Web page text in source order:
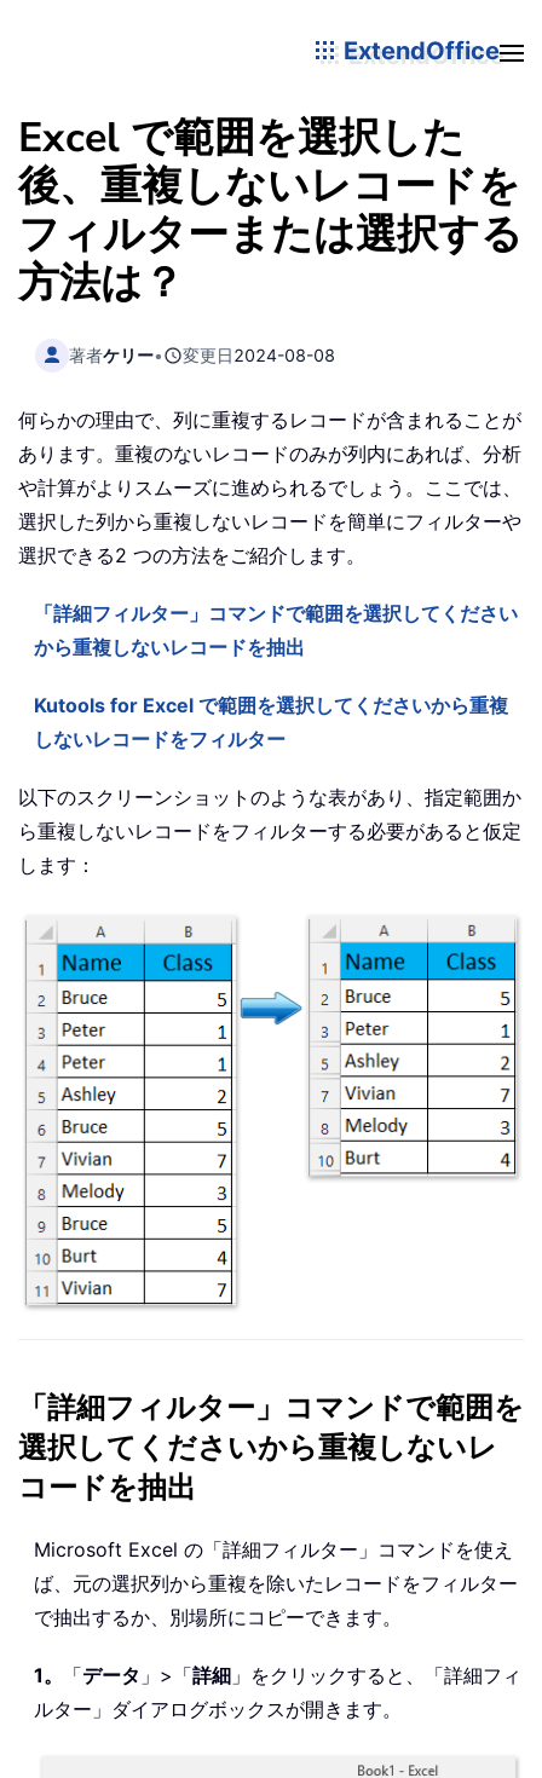
ExtendOffice
Excel で範囲を選択した
後、重複しないレコードを
フィルターまたは選択する
方法は？
著者ケリー• 変更日2024-08-08
何らかの理由で、列に重複するレコードが含まれることが
あります。重複のないレコードのみが列内にあれば、分析
や計算がよりスムーズに進められるでしょう。ここでは、
選択した列から重複しないレコードを簡単にフィルターや
選択できる2 つの方法をご紹介します。
「詳細フィルター」コマンドで範囲を選択してください
から重複しないレコードを抽出
Kutools for Excel で範囲を選択してくださいから重複
しないレコードをフィルター
以下のスクリーンショットのような表があり、指定範囲か
ら重複しないレコードをフィルターする必要があると仮定
します：
「詳細フィルター」コマンドで範囲を
選択してくださいから重複しないレ
コードを抽出
Microsoft Excel の「詳細フィルター」コマンドを使え
ば、元の選択列から重複を除いたレコードをフィルター
で抽出するか、別場所にコピーできます。
1。 「データ 」>「詳細 」をクリックすると、「詳細フィ
ルター」ダイアログボックスが開きます。